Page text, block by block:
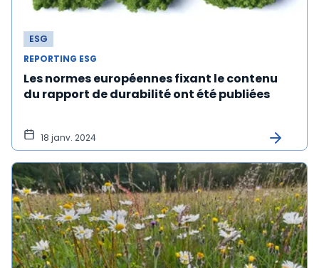
ESG
REPORTING ESG
Les normes européennes fixant le contenu
du rapport de durabilité ont été publiées
18 janv. 2024